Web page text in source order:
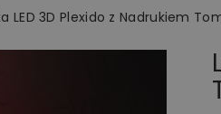
LED 3D Plexido z Nadrukiem